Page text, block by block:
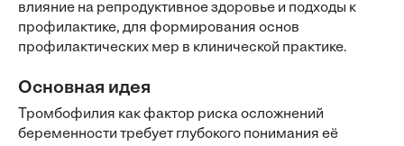
влияние на репродуктивное здоровье и подходы к
профилактике, для формирования основ
профилактических мер в клинической практике.
Основная идея
Тромбофилия как фактор риска осложнений
беременности требует глубокого понимания её